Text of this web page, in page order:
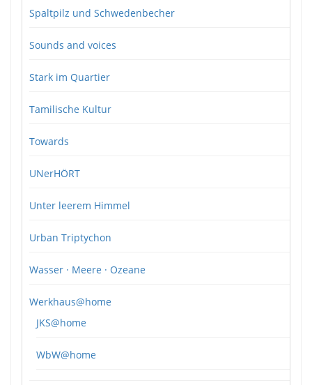
Spaltpilz und Schwedenbecher
Sounds and voices
Stark im Quartier
Tamilische Kultur
Towards
UNerHÖRT
Unter leerem Himmel
Urban Triptychon
Wasser · Meere · Ozeane
Werkhaus@home
JKS@home
WbW@home